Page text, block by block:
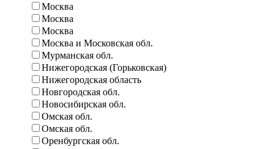
Москва
Москва
Москва
Москва и Московская обл.
Мурманская обл.
Нижегородская (Горьковская)
Нижегородская область
Новгородская обл.
Новосибирская обл.
Омская обл.
Омская обл.
Оренбургская обл.